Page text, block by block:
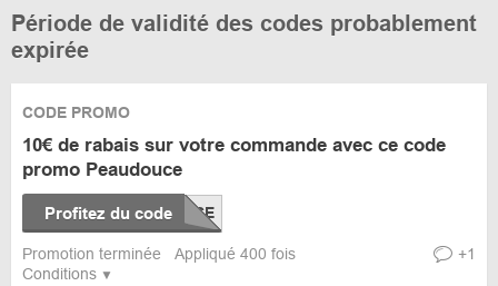
Période de validité des codes probablement
expirée
Conditions
CODE PROMO
10€ de rabais sur votre commande avec ce code
promo Peaudouce
Profitez du code
Promotion terminée Appliqué 400 fois +1